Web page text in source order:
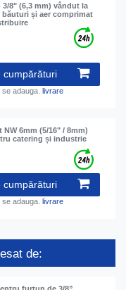
8" (6,3 mm) vândut la
și aer comprimat
cumpărături
se adauga.livrare
6mm (5/16" / 8mm)
catering și industrie
cumpărături
se adauga. livrare
de: